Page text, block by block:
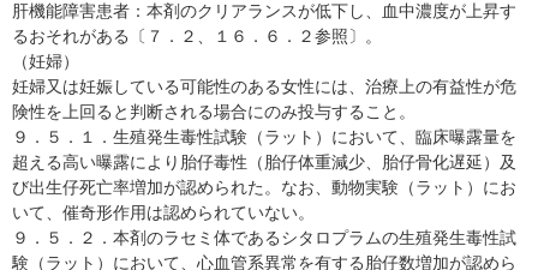
肝機能障害患者：本剤のクリアランスが低下し、血中濃度が上昇す
るおそれがある〔７．２、１６．６．２参照〕。
（妊婦）
妊婦又は妊娠している可能性のある女性には、治療上の有益性が危
険性を上回ると判断される場合にのみ投与すること。
９．５．１．生殖発生毒性試験（ラット）において、臨床曝露量を
超える高い曝露により胎仔毒性（胎仔体重減少、胎仔骨化遅延）及
び出生仔死亡率増加が認められた。なお、動物実験（ラット）にお
いて、催奇形作用は認められていない。
９．５．２．本剤のラセミ体であるシタロプラムの生殖発生毒性試
験（ラット）において、心血管系異常を有する胎仔数増加が認めら